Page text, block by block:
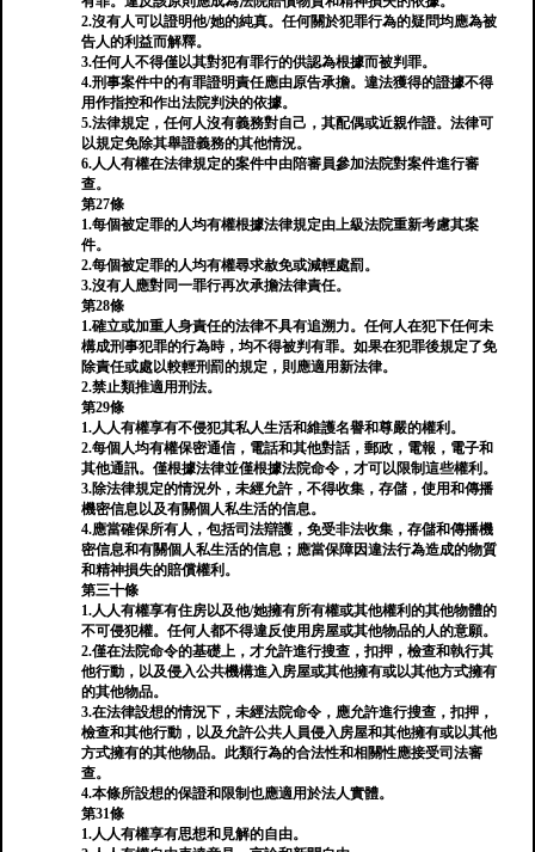
2.沒有人可以證明他/她的純真。任何關於犯罪行為的疑問均應為被
告人的利益而解釋。
3.任何人不得僅以其對犯有罪行的供認為根據而被判罪。
4.刑事案件中的有罪證明責任應由原告承擔。違法獲得的證據不得
用作指控和作出法院判決的依據。
5.法律規定，任何人沒有義務對自己，其配偶或近親作證。法律可
以規定免除其舉證義務的其他情況。
6.人人有權在法律規定的案件中由陪審員參加法院對案件進行審
查。
第27條
1.每個被定罪的人均有權根據法律規定由上級法院重新考慮其案
件。
2.每個被定罪的人均有權尋求赦免或減輕處罰。
3.沒有人應對同一罪行再次承擔法律責任。
第28條
1.確立或加重人身責任的法律不具有追溯力。任何人在犯下任何未
構成刑事犯罪的行為時，均不得被判有罪。如果在犯罪後規定了免
除責任或處以較輕刑罰的規定，則應適用新法律。
2.禁止類推適用刑法。
第29條
1.人人有權享有不侵犯其私人生活和維護名譽和尊嚴的權利。
2.每個人均有權保密通信，電話和其他對話，郵政，電報，電子和
其他通訊。僅根據法律並僅根據法院命令，才可以限制這些權利。
3.除法律規定的情況外，未經允許，不得收集，存儲，使用和傳播
機密信息以及有關個人私生活的信息。
4.應當確保所有人，包括司法辯護，免受非法收集，存儲和傳播機
密信息和有關個人私生活的信息；應當保障因違法行為造成的物質
和精神損失的賠償權利。
第三十條
1.人人有權享有住房以及他/她擁有所有權或其他權利的其他物體的
不可侵犯權。任何人都不得違反使用房屋或其他物品的人的意願。
2.僅在法院命令的基礎上，才允許進行搜查，扣押，檢查和執行其
他行動，以及侵入公共機構進入房屋或其他擁有或以其他方式擁有
的其他物品。
3.在法律設想的情況下，未經法院命令，應允許進行搜查，扣押，
檢查和其他行動，以及允許公共人員侵入房屋和其他擁有或以其他
方式擁有的其他物品。此類行為的合法性和相關性應接受司法審
查。
4.本條所設想的保證和限制也應適用於法人實體。
第31條
1.人人有權享有思想和見解的自由。